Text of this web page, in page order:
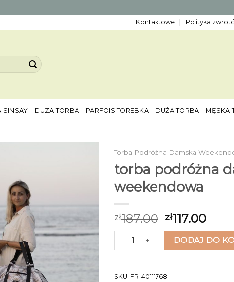
Kontaktowe Polityka
SINSAY DUZA TORBA PARFOIS TOREBKA DUŻA TORBA MĘSKA
Torba Podróżna Damska
torba podróżna
weekendowa
zł187.00 zł117.00
ilość torba podróżna damska
DODAJ DO
SKU: FR-40111768